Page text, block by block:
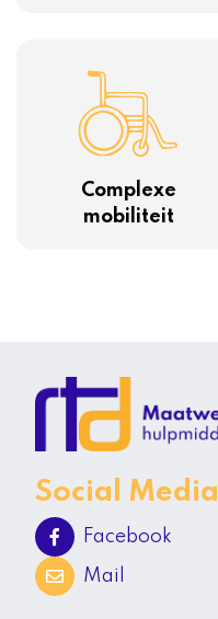
Complexe
mobiliteit
Social Media
Facebook
Mail